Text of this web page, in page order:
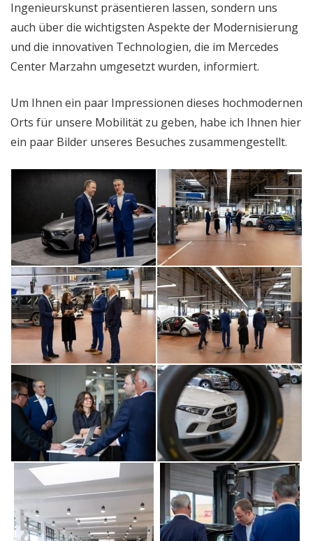
Ingenieurskunst präsentieren lassen, sondern uns
auch über die wichtigsten Aspekte der Modernisierung
und die innovativen Technologien, die im Mercedes
Center Marzahn umgesetzt wurden, informiert.
Um Ihnen ein paar Impressionen dieses hochmodernen
Orts für unsere Mobilität zu geben, habe ich Ihnen hier
ein paar Bilder unseres Besuches zusammengestellt.